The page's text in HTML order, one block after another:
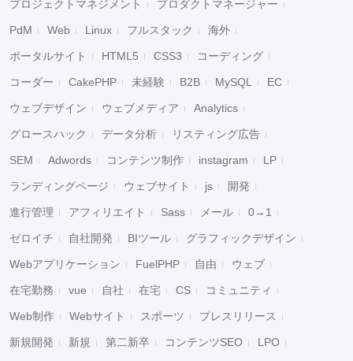
プロジェクトマネジメント プロダクトマネージャー
PdM Web Linux フルスタック 海外
ポータルサイト HTML5 CSS3 コーディング
コーダー CakePHP 未経験 B2B MySQL EC
ウェブデザイン ウェブメディア Analytics
グロースハック データ分析 リスティング広告
SEM Adwords コンテンツ制作 instagram LP
ランディングページ ウェブサイト js 開発
進行管理 アフィリエイト Sass メール 0→1
ゼロイチ 自社開発 BIツール グラフィックデザイン
Webアプリケーション FuelPHP 自由 ウェブ
在宅勤務 vue 自社 在宅 CS コミュニティ
Web制作 Webサイト スポーツ プレスリリース
新規開発 新規 第二新卒 コンテンツSEO LPO